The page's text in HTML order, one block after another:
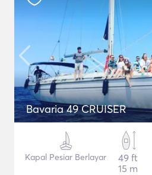
Bavaria 49 CRUISER
Kapal Pesiar Berlayar
49 ft
15 m